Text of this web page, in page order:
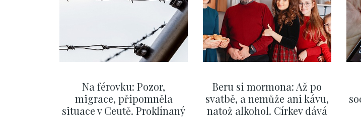
Na férovku: Pozor,
migrace, připomněla
situace v Ceutě. Proklínaný
Beru si mormona: Až po
svatbě, a nemůže ani kávu,
natož alkohol. Církev dává